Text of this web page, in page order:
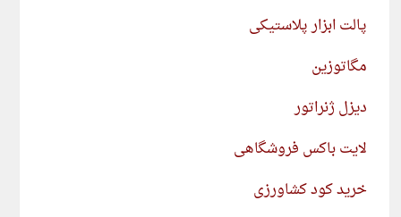
پالت ابزار پلاستیکی
مگاتوزین
دیزل ژنراتور
لایت باکس فروشگاهی
خرید کود کشاورزی